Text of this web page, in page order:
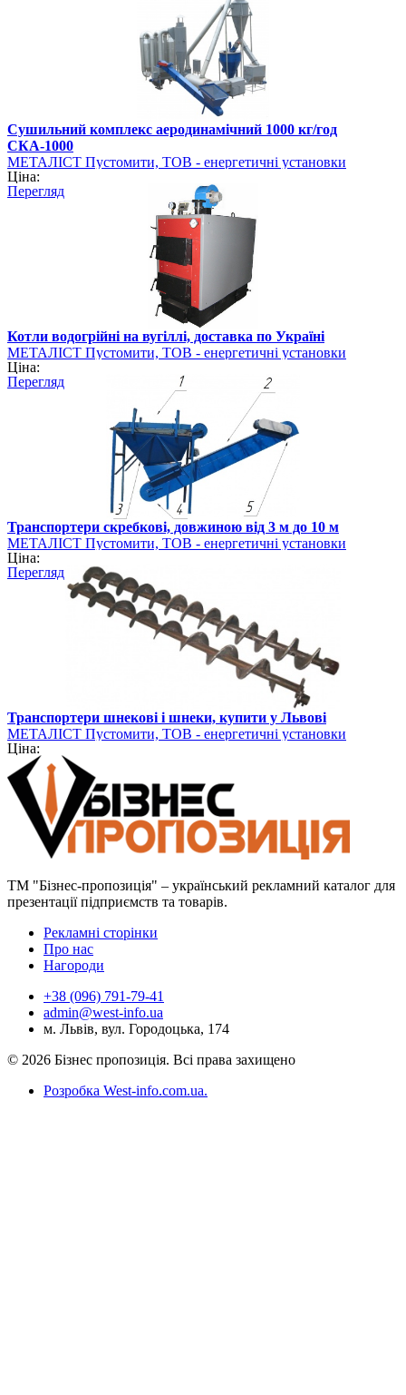
Сушильний комплекс аеродинамічний 1000 кг/год
СКА-1000
МЕТАЛІСТ Пустомити, ТОВ - енергетичні установки
Ціна:
Перегляд
Котли водогрійні на вугіллі, доставка по Україні
МЕТАЛІСТ Пустомити, ТОВ - енергетичні установки
Ціна:
Перегляд
Транспортери скребкові, довжиною від 3 м до 10 м
МЕТАЛІСТ Пустомити, ТОВ - енергетичні установки
Ціна:
Перегляд
Транспортери шнекові і шнеки, купити у Львові
МЕТАЛІСТ Пустомити, ТОВ - енергетичні установки
Ціна:
ТМ "Бізнес-пропозиція" – український рекламний каталог для
презентації підприємств та товарів.
Рекламні сторінки
Про нас
Нагороди
+38 (096) 791-79-41
admin@west-info.ua
м. Львів, вул. Городоцька, 174
© 2026 Бізнес пропозиція. Всі права захищено
Розробка West-info.com.ua.